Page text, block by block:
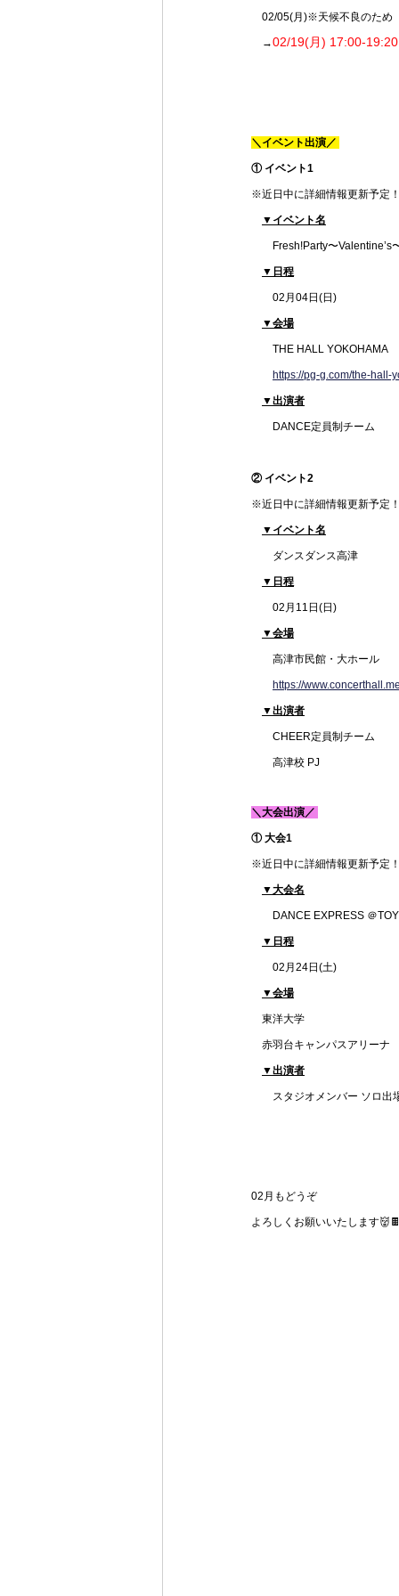
02/05(月)※天候不良のため
→02/19(月) 17:00-19:20
＼イベント出演／
① イベント1
※近日中に詳細情報更新予定！
▼イベント名
Fresh!Party〜Valentine’s
▼日程
02月04日(日)
▼会場
THE HALL YOKOHAMA
https://pg-g.com/the-hall-
▼出演者
DANCE定員制チーム
② イベント2
※近日中に詳細情報更新予定！
▼イベント名
ダンスダンス高津
▼日程
02月11日(日)
▼会場
高津市民館・大ホール
https://
▼出演者
CHEER定員制チーム
高津校 PJ
＼大会出演／
① 大会1
※近日中に詳細情報更新予定！
▼大会名
DANCE EXPRESS ＠
▼日程
02月24日(土)
▼会場
東洋大学
赤羽台キャンパスアリーナ
▼出演者
スタジオメンバー ソロ出
02月もどうぞ
よろしくお願いいたします👹🍫